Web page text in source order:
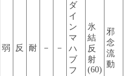
弱 反 耐 － －
ダ
イ
ン
マ
ハ
ブ
フ
氷
結
反
射
(60)
邪
念
流
動